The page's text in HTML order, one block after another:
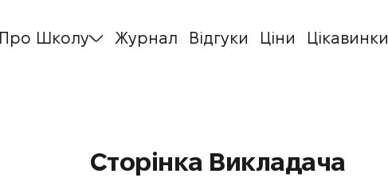
Про Школу Журнал Відгуки Ціни Цікавинки
Сторінка Викладача